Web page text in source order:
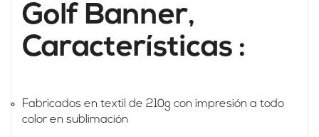
Golf Banner,
Características :
Fabricados en textil de 210g con impresión a todo
color en sublimación